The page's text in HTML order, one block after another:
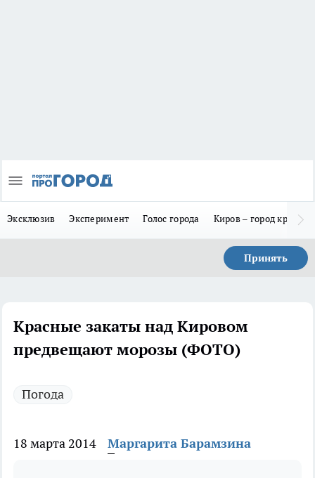
Эксклюзив Эксперимент Голос города Киров – город
Принять
Красные закаты над Кировом
предвещают морозы (ФОТО)
Погода
18 марта 2014 Маргарита Барамзина